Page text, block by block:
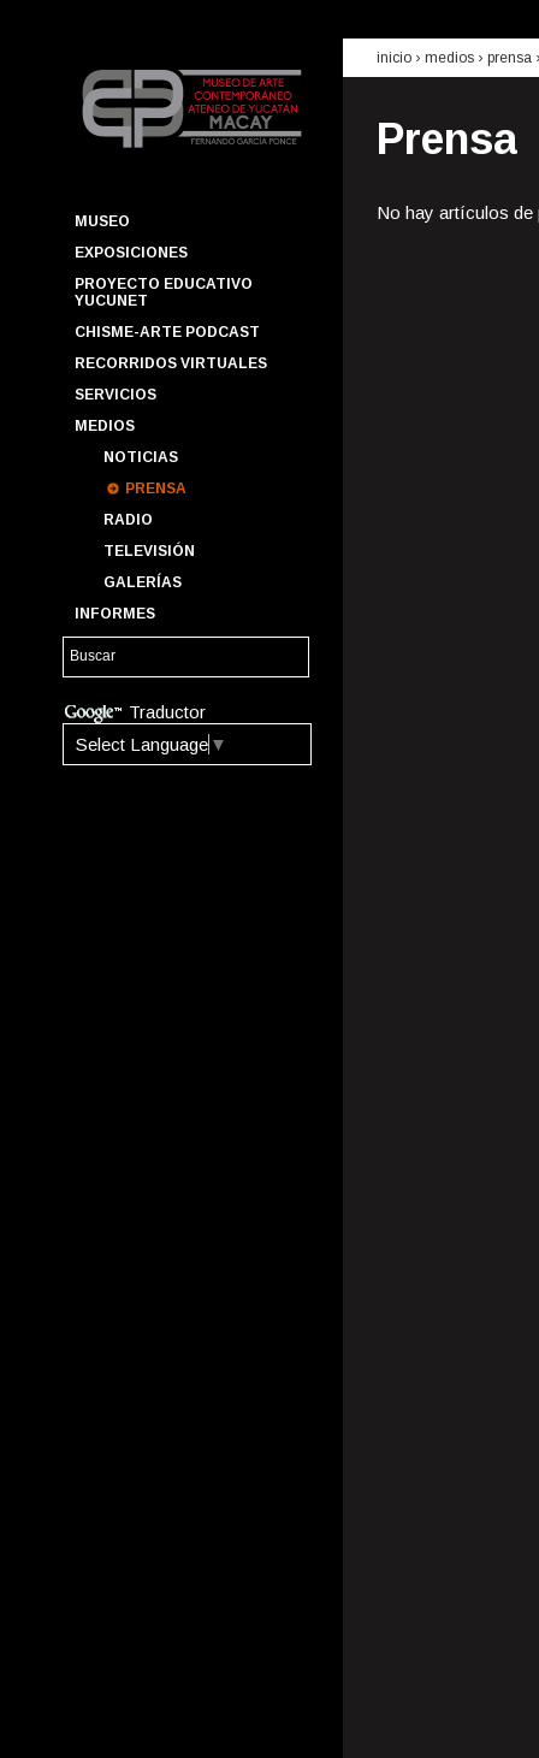
MUSEO
EXPOSICIONES
PROYECTO EDUCATIVO
YUCUNET
CHISME-ARTE PODCAST
RECORRIDOS VIRTUALES
SERVICIOS
MEDIOS
NOTICIAS
PRENSA
RADIO
TELEVISIÓN
GALERÍAS
INFORMES
Traductor
Select Language ▼
inicio › medios › prensa
Prensa
No hay artículos de